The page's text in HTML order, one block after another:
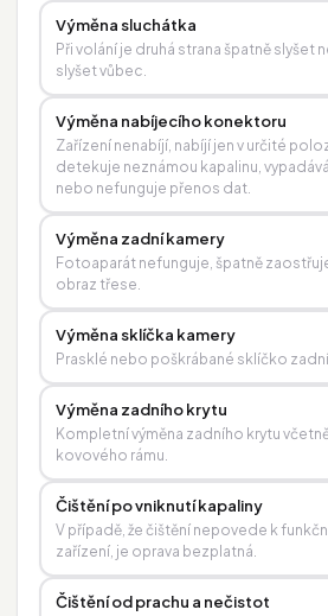
Výměna sluchátka
Při volání je druhá strana špatně slyšet
slyšet vůbec.
Výměna nabíjecího konektoru
Zařízení nenabíjí, nabíjí jen v určité
detekuje neznámou kapalinu,
nebo nefunguje přenos dat.
Výměna zadní kamery
Fotoaparát nefunguje, špatně
obraz třese.
Výměna sklíčka kamery
Prasklé nebo poškrábané sklíčko
Výměna zadního krytu
Kompletní výměna zadního krytu
kovového rámu.
Čištění po vniknutí kapaliny
V případě, že čištění nepovede k
zařízení, je oprava bezplatná.
Čištění od prachu a nečistot